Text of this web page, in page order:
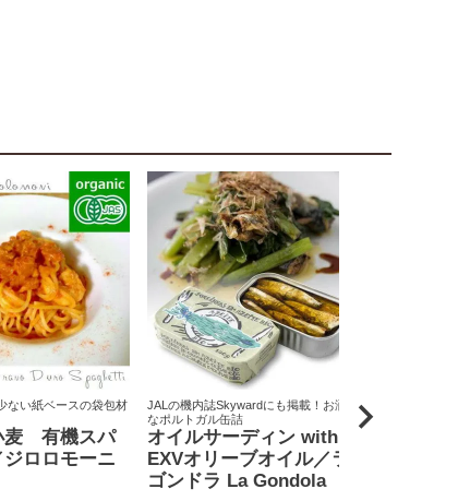
ない紙ベースの袋包材
麦 有機スパ
ロロモーニ
JALの機内誌Skywardにも掲載！お洒落
なポルトガル缶詰
オイルサーディン with
EXVオリーブオイル／ラ
ゴンドラ La Gondola